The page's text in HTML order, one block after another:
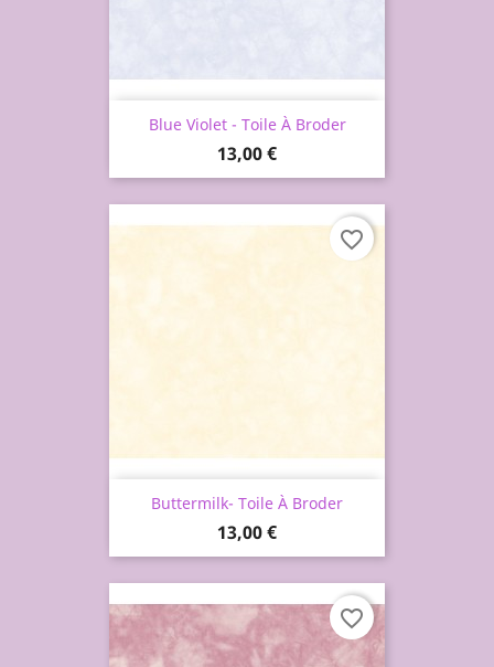
Blue Violet - Toile À Broder
Prix
13,00 €
Buttermilk- Toile À Broder
Prix
13,00 €
favorite_border
favorite_border